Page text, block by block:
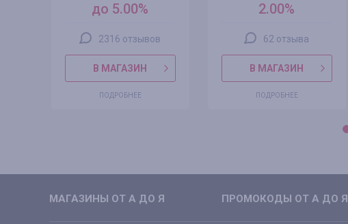
до 5.00%
2316 отзывов
В МАГАЗИН
ПОДРОБНЕЕ
2.00%
62 отзыва
В МАГАЗИН
ПОДРОБНЕЕ
МАГАЗИНЫ ОТ А ДО Я ПРОМОКОДЫ ОТ А ДО Я